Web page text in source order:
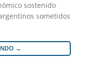
sostenido
sometidos
→